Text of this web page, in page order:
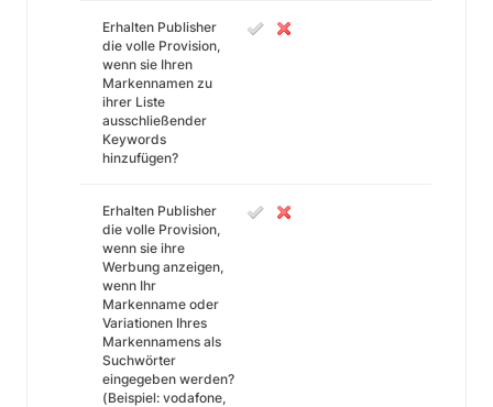
Erhalten Publisher
die volle Provision,
wenn sie Ihren
Markennamen zu
ihrer Liste
ausschließender
Keywords
hinzufügen?
Erhalten Publisher
die volle Provision,
wenn sie ihre
Werbung anzeigen,
wenn Ihr
Markenname oder
Variationen Ihres
Markennamens als
Suchwörter
eingegeben werden?
(Beispiel: vodafone,